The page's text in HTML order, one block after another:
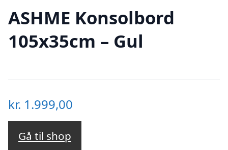
ASHME Konsolbord
105x35cm – Gul
kr. 1.999,00
Gå til shop